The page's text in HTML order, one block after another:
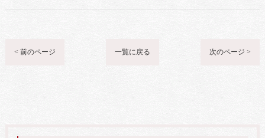
< 前のページ 一覧に戻る 次のページ >